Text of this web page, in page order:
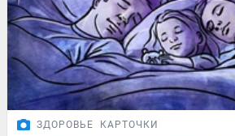
ЗДОРОВЬЕ КАРТОЧКИ